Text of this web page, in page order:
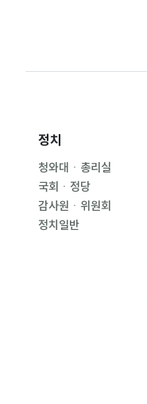
정치
청와대ㆍ총리실
국회ㆍ정당
감사원ㆍ위원회
정치일반